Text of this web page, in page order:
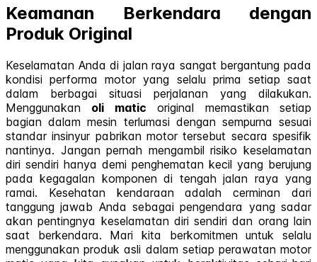
Keamanan Berkendara dengan
Produk Original
Keselamatan Anda di jalan raya sangat bergantung pada
kondisi performa motor yang selalu prima setiap saat
dalam berbagai situasi perjalanan yang dilakukan.
Menggunakan oli matic original memastikan setiap
bagian dalam mesin terlumasi dengan sempurna sesuai
standar insinyur pabrikan motor tersebut secara spesifik
nantinya. Jangan pernah mengambil risiko keselamatan
diri sendiri hanya demi penghematan kecil yang berujung
pada kegagalan komponen di tengah jalan raya yang
ramai. Kesehatan kendaraan adalah cerminan dari
tanggung jawab Anda sebagai pengendara yang sadar
akan pentingnya keselamatan diri sendiri dan orang lain
saat berkendara. Mari kita berkomitmen untuk selalu
menggunakan produk asli dalam setiap perawatan motor